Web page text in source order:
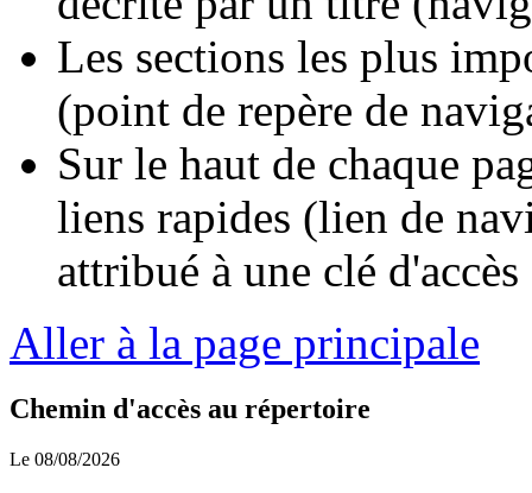
Les sections les plus
(point de repère de
Sur le haut de chaque
liens rapides (lien de
attribué à une clé
Aller à la page principale
Chemin d'accès au répertoire
Le 08/08/2026